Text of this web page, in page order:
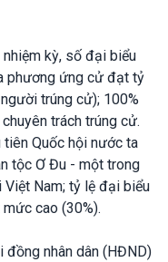
kỳ, số đại biểu
phương ứng cử đạt tỷ
trúng cử); 100%
trách trúng cử.
Quốc hội nước ta
tộc Ơ Đu - một trong
Nam; tỷ lệ đại biểu
cao (30%).
nhân dân (HĐND)